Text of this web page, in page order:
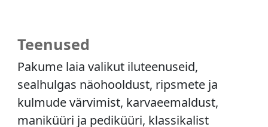
Teenused
Pakume laia valikut iluteenuseid,
sealhulgas näohooldust, ripsmete ja
kulmude värvimist, karvaeemaldust,
maniküüri ja pediküüri, klassikalist